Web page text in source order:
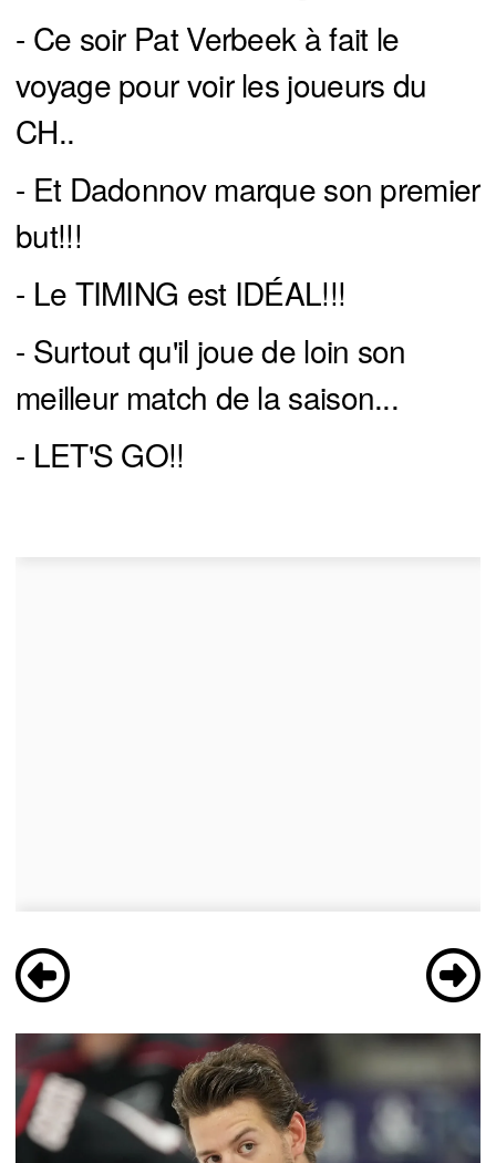
- Ce soir Pat Verbeek à fait le
voyage pour voir les joueurs du
CH..
- Et Dadonnov marque son premier
but!!!
- Le TIMING est IDÉAL!!!
- Surtout qu'il joue de loin son
meilleur match de la saison...
- LET'S GO!!